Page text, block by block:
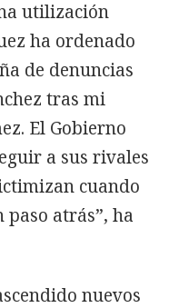
utilización
ha ordenado
de denuncias
tras mi
El Gobierno
a sus rivales
cuando
atrás”, ha
nuevos